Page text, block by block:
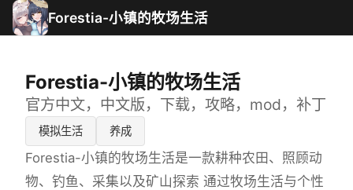
Forestia-小镇的牧场生活
Forestia-小镇的牧场生活
官方中文，中文版，下载，攻略，mod，补丁
模拟生活 养成
Forestia-小镇的牧场生活是一款耕种农田、照顾动
物、钓鱼、采集以及矿山探索 通过牧场生活与个性